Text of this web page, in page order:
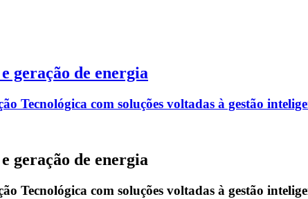
geração de energia
Tecnológica com soluções voltadas à gestão
geração de energia
Tecnológica com soluções voltadas à gestão